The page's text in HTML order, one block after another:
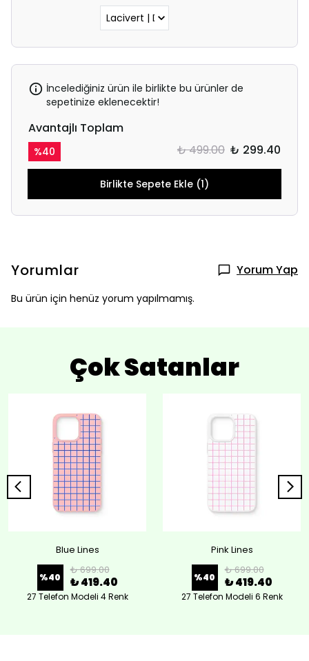
İncelediğiniz ürün ile birlikte bu ürünler de
sepetinize eklenecektir!
Avantajlı Toplam
%40 ₺ 499.00 ₺ 299.40
Birlikte Sepete Ekle (1)
Yorumlar Yorum Yap
Bu ürün için henüz yorum yapılmamış.
Çok Satanlar
Blue Lines
%40
₺ 699.00
₺ 419.40
27 Telefon Modeli 4 Renk
Pink Lines
%40
₺ 699.00
₺ 419.40
27 Telefon Modeli 6 Renk